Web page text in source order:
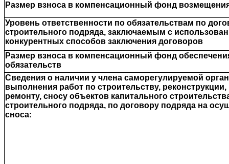
Размер взноса в компенсационный фонд
Уровень ответственности по обязательствам по
строительного подряда, заключаемым с
конкурентных способов заключения договоров
Размер взноса в компенсационный фонд
обязательств
Сведения о наличии у члена саморегулируемой
выполнения работ по строительству,
ремонту, сносу объектов капитального
строительного подряда, по договору подряда на
сноса: